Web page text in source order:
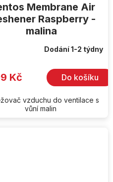
Membrane Air
Raspberry -
malina
Dodání 1-2 týdny
Kč Do košíku
vzduchu do ventilace s
vůní malin